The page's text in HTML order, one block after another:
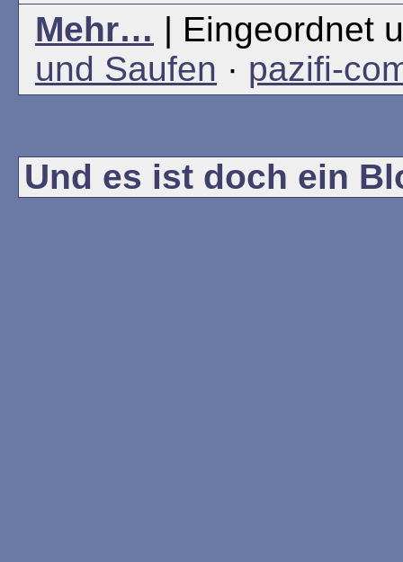
Mehr… | Eingeordnet
und Saufen · pazifi-
Und es ist doch ein